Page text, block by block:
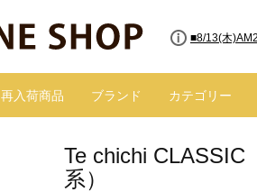
■8/13(木
再入荷商品 ブランド カテゴリー
Te chichi
系）